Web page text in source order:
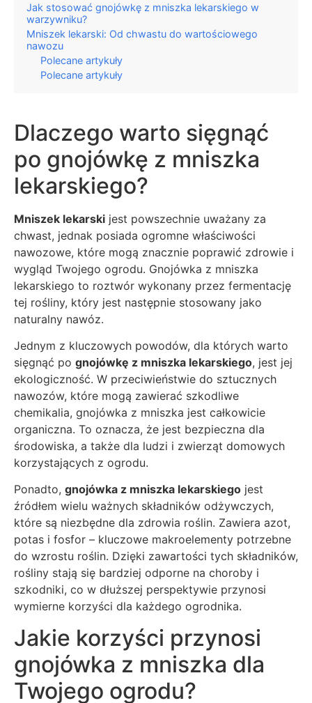
Jak stosować gnojówkę z mniszka lekarskiego w
warzywniku?
Mniszek lekarski: Od chwastu do wartościowego
nawozu
Polecane artykuły
Polecane artykuły
Dlaczego warto sięgnąć
po gnojówkę z mniszka
lekarskiego?
Mniszek lekarski jest powszechnie uważany za
chwast, jednak posiada ogromne właściwości
nawozowe, które mogą znacznie poprawić zdrowie i
wygląd Twojego ogrodu. Gnojówka z mniszka
lekarskiego to roztwór wykonany przez fermentację
tej rośliny, który jest następnie stosowany jako
naturalny nawóz.
Jednym z kluczowych powodów, dla których warto
sięgnąć po gnojówkę z mniszka lekarskiego, jest jej
ekologiczność. W przeciwieństwie do sztucznych
nawozów, które mogą zawierać szkodliwe
chemikalia, gnojówka z mniszka jest całkowicie
organiczna. To oznacza, że jest bezpieczna dla
środowiska, a także dla ludzi i zwierząt domowych
korzystających z ogrodu.
Ponadto, gnojówka z mniszka lekarskiego jest
źródłem wielu ważnych składników odżywczych,
które są niezbędne dla zdrowia roślin. Zawiera azot,
potas i fosfor – kluczowe makroelementy potrzebne
do wzrostu roślin. Dzięki zawartości tych składników,
rośliny stają się bardziej odporne na choroby i
szkodniki, co w dłuższej perspektywie przynosi
wymierne korzyści dla każdego ogrodnika.
Jakie korzyści przynosi
gnojówka z mniszka dla
Twojego ogrodu?